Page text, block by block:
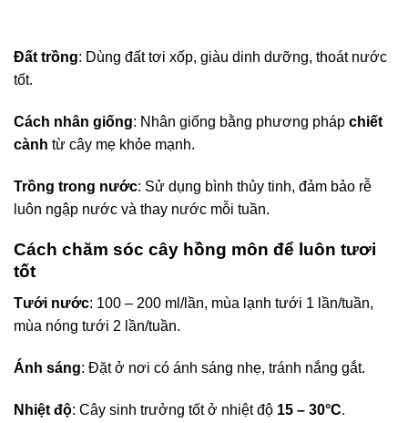
Đất trồng: Dùng đất tơi xốp, giàu dinh dưỡng, thoát nước
tốt.
Cách nhân giống: Nhân giống bằng phương pháp chiết
cành từ cây mẹ khỏe mạnh.
Trồng trong nước: Sử dụng bình thủy tinh, đảm bảo rễ
luôn ngập nước và thay nước mỗi tuần.
Cách chăm sóc cây hồng môn để luôn tươi
tốt
Tưới nước: 100 – 200 ml/lần, mùa lạnh tưới 1 lần/tuần,
mùa nóng tưới 2 lần/tuần.
Ánh sáng: Đặt ở nơi có ánh sáng nhẹ, tránh nắng gắt.
Nhiệt độ: Cây sinh trưởng tốt ở nhiệt độ 15 – 30°C.